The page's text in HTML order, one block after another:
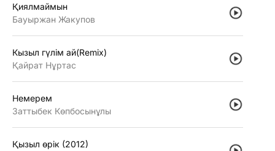
Қиялмаймын
Бауыржан Жакупов
Кызыл гүлiм ай(Remix)
Қайрат Нұртас
Немерем
Заттыбек Көпбосынұлы
Қызыл өрiк (2012)